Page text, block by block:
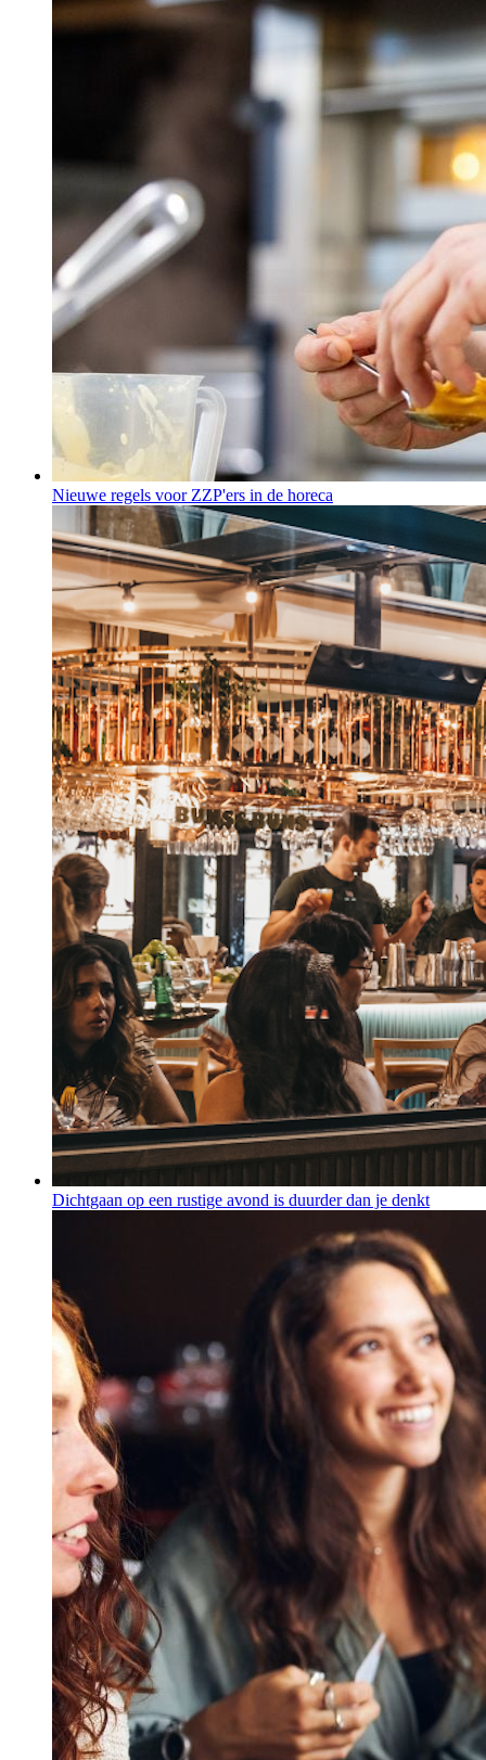
Nieuwe regels voor ZZP'ers in de horeca
Dichtgaan op een rustige avond is duurder dan je denkt